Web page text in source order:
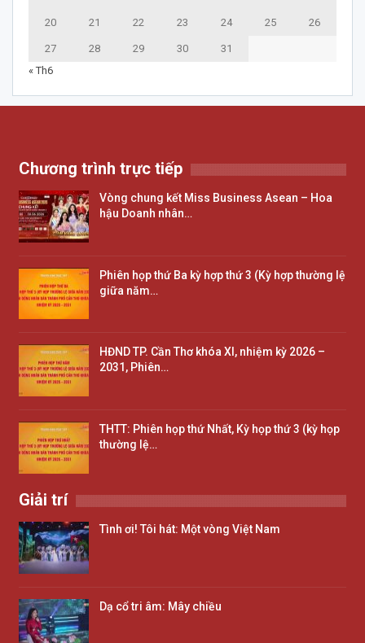
20 21 22 23 24 25 26
27 28 29 30
31
« Th6
Chương trình trực tiếp
Vòng chung kết Miss Business Asean – Hoa
hậu Doanh nhân…
Phiên họp thứ Ba kỳ hợp thứ 3 (Kỳ hợp thường lệ
giữa năm…
HĐND TP. Cần Thơ khóa XI, nhiệm kỳ 2026 –
2031, Phiên…
THTT: Phiên họp thứ Nhất, Kỳ họp thứ 3 (kỳ họp
thường lệ…
Giải trí
Tình ơi! Tôi hát: Một vòng Việt Nam
Dạ cổ tri âm: Mây chiều